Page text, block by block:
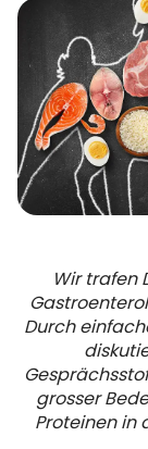
Wir trafen
Durch
grosser
Proteinen in